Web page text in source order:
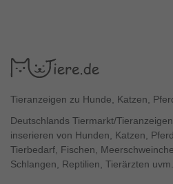
Tieranzeigen zu Hunde, Katzen,
Deutschlands Tiermarkt/
inserieren von Hunden, Katzen,
Tierbedarf, Fischen,
Schlangen, Reptilien, Tierärzten uvm.